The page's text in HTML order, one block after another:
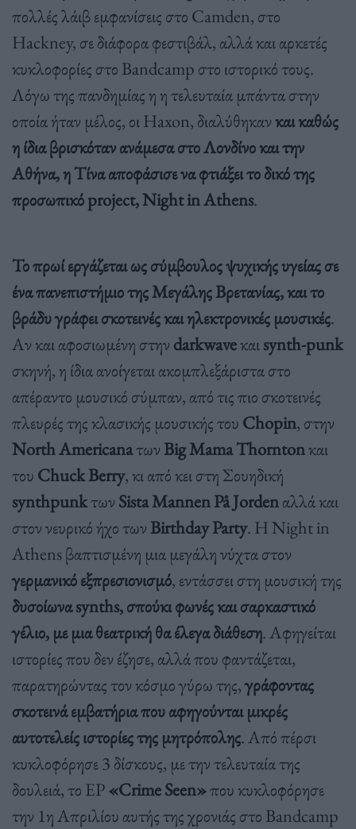
πολλές λάιβ εμφανίσεις στο Camden, στο
Hackney, σε διάφορα φεστιβάλ, αλλά και αρκετές
κυκλοφορίες στο Bandcamp στο ιστορικό τους.
Λόγω της πανδημίας η η τελευταία μπάντα στην
οποία ήταν μέλος, οι Haxon, διαλύθηκανκαι καθώς
η ίδια βρισκόταν ανάμεσα στο Λονδίνο και την
Αθήνα, η Τίνα αποφάσισε να φτιάξει το δικό της
προσωπικό project, Night in Athens.
Το πρωί εργάζεται ως σύμβουλος ψυχικής υγείας σε
ένα πανεπιστήμιο της Μεγάλης Βρετανίας, και το
βράδυ γράφει σκοτεινές και ηλεκτρονικές μουσικές.
Αν και αφοσιωμένη στην darkwaveκαιsynth-punk
σκηνή, η ίδια ανοίγεται ακομπλεξάριστα στο
απέραντο μουσικό σύμπαν, από τις πιο σκοτεινές
πλευρές της κλασικής μουσικής του Chopin, στην
North AmericanaτωνΒig Μama Thorntonκαι
του Chuck Berry, κι από κει στη Σουηδική
synthpunkτων Sista Mannen På Jordenαλλά και
στον νευρικό ήχο τωνBirthday Party. Η Night in
Athens βαπτισμένη μια μεγάλη νύχτα στον
γερμανικό εξπρεσιονισμό, εντάσσει στη μουσική της
δυσοίωνα synths, σπούκι φωνές και σαρκαστικό
γέλιο, με μια θεατρική θα έλεγα διάθεση. Αφηγείται
ιστορίες που δεν έζησε, αλλά που φαντάζεται,
παρατηρώντας τον κόσμο γύρω της,γράφοντας
σκοτεινά εμβατήρια που αφηγούνται μικρές
αυτοτελείς ιστορίες της μητρόπολης. Από πέρσι
κυκλοφόρησε 3 δίσκους, με την τελευταία της
δουλειά, το EP«Crime Seen»που κυκλοφόρησε
την 1η Απριλίου αυτής της χρονιάς στο Bandcamp